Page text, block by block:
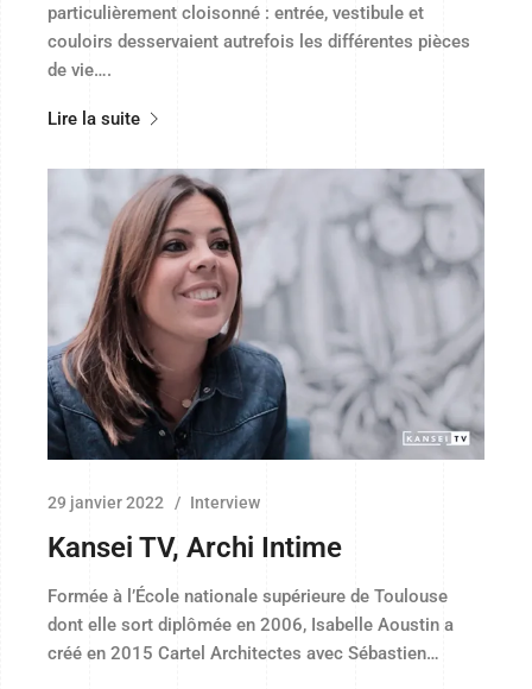
particulièrement cloisonné : entrée, vestibule et
couloirs desservaient autrefois les différentes pièces
de vie….
Lire la suite
29 janvier 2022 Interview
Kansei TV, Archi Intime
Formée à l’École nationale supérieure de Toulouse
dont elle sort diplômée en 2006, Isabelle Aoustin a
créé en 2015 Cartel Architectes avec Sébastien…